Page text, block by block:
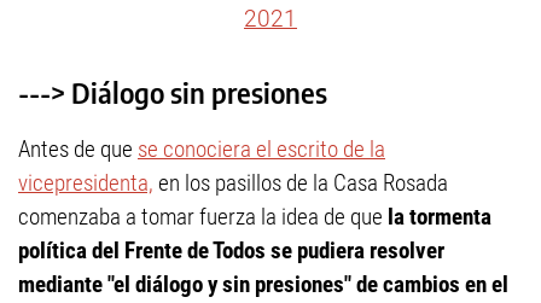
2021
---> Diálogo sin presiones
Antes de que se conociera el escrito de la
vicepresidenta, en los pasillos de la Casa Rosada
comenzaba a tomar fuerza la idea de que la tormenta
política del Frente de Todos se pudiera resolver
mediante "el diálogo y sin presiones" de cambios en el